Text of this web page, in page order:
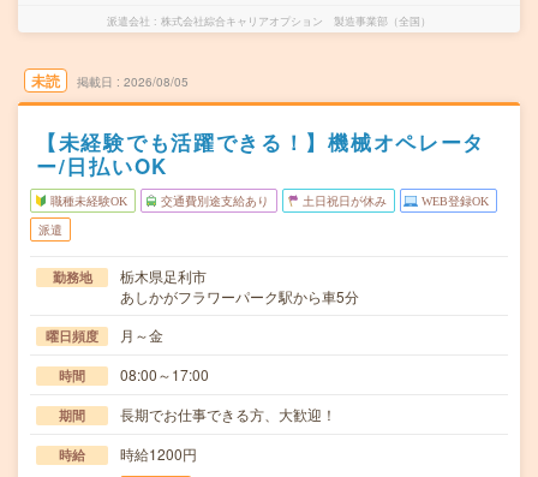
派遣会社 株式会社綜合キャリアオプション 製造事業部（全国）
未読 掲載日 2026/08/05
【未経験でも活躍できる！】機械オペレータ
ー/日払いOK
職種未経験OK 交通費別途支給あり 土日祝日が休み WEB登録OK
派遣
勤務地
栃木県足利市
あしかがフラワーパーク駅から車5分
曜日頻度 月～金
時間 08:00～17:00
期間 長期でお仕事できる方、大歓迎！
時給 時給1200円